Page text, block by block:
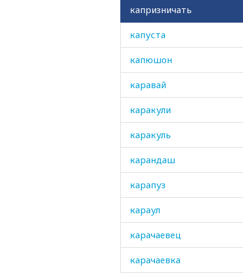
капризничать
капуста
капюшон
каравай
каракули
каракуль
карандаш
карапуз
караул
карачаевец
карачаевка